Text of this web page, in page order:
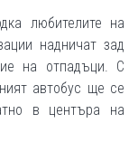
любителите на
надничат зад
на отпадъци. С
автобус ще се
в центъра на